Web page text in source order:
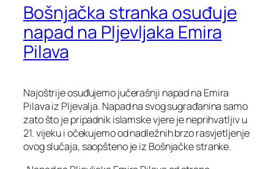
Bošnjačka stranka osuđuje
napad na Pljevljaka Emira
Pilava
Najoštrije osuđujemo jučerašnji napad na Emira
Pilava iz Pljevalja. Napad na svog sugrađanina samo
zato što je pripadnik islamske vjere je neprihvatljiv u
21. vijeku i očekujemo od nadležnih brzo rasvjetljenje
ovog slučaja, saopšteno je iz Bošnjačke stranke.